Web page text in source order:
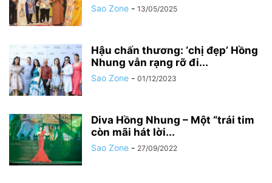
Sao Zone - 13/05/2025
Hậu chấn thương: ‘chị đẹp’ Hồng
Nhung vẫn rạng rỡ đi...
Sao Zone - 01/12/2023
Diva Hồng Nhung – Một “trái tim
còn mãi hát lời...
Sao Zone - 27/09/2022